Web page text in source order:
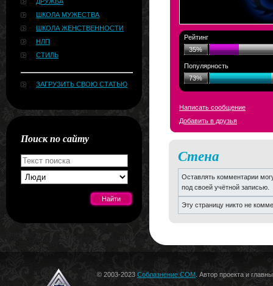
ШКОЛА МУЖЕСТВА
ШКОЛА ЖЕНСТВЕННОСТИ
НЛП
СТИЛЬ
ЗАГРУЗИТЬ СВОЮ СТАТЬЮ
Поиск по сайту
Рейтинг
35%
Популярность
73%
Написать сообщение
Добавить в друзья
Стена
Оставлять комментарии
под своей учётной записью.
Эту страницу никто не
© 2003-2023 Соблазнение.COM . Автор проекта и